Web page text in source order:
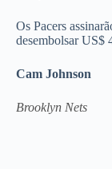
Os Pacers
desembolsar US$
Cam Johnson
Brooklyn Nets